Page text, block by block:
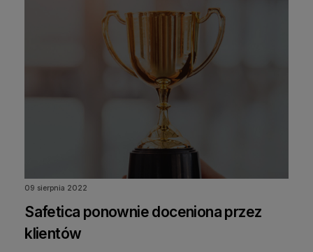
09 sierpnia 2022
Safetica ponownie doceniona przez
klientów